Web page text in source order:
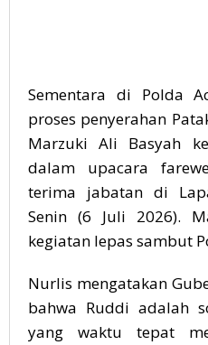
Sementara di Polda
proses penyerahan
Marzuki Ali Basyah
dalam upacara
terima jabatan di
Senin (6 Juli 2026).
kegiatan lepas sambut
Nurlis mengatakan
bahwa Ruddi adalah
yang waktu tepat